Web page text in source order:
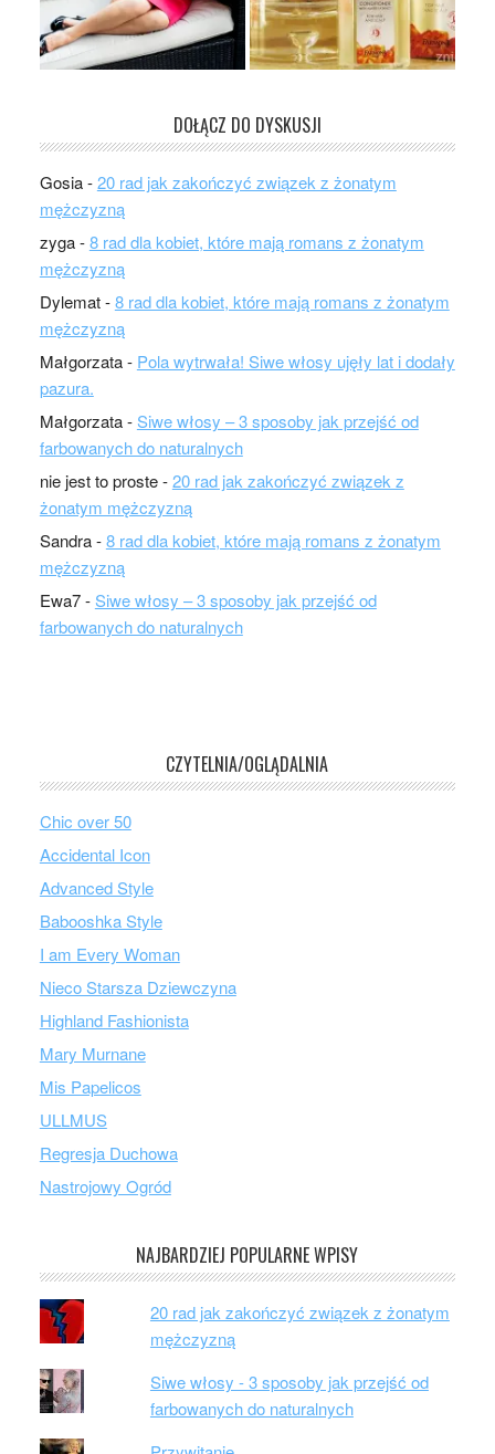
DOŁĄCZ DO DYSKUSJI
Gosia-20 rad jak zakończyć związek z żonatym
mężczyzną
zyga-8 rad dla kobiet, które mają romans z żonatym
mężczyzną
Dylemat-8 rad dla kobiet, które mają romans z żonatym
mężczyzną
Małgorzata- Pola wytrwała! Siwe włosy ujęły lat i dodały
pazura.
Małgorzata-Siwe włosy – 3 sposoby jak przejść od
farbowanych do naturalnych
nie jest to proste-20 rad jak zakończyć związek z
żonatym mężczyzną
Sandra-8 rad dla kobiet, które mają romans z żonatym
mężczyzną
Ewa7-Siwe włosy – 3 sposoby jak przejść od
farbowanych do naturalnych
CZYTELNIA/OGLĄDALNIA
Chic over 50
Accidental Icon
Advanced Style
Babooshka Style
I am Every Woman
Nieco Starsza Dziewczyna
Highland Fashionista
Mary Murnane
Mis Papelicos
ULLMUS
Regresja Duchowa
Nastrojowy Ogród
NAJBARDZIEJ POPULARNE WPISY
20 rad jak zakończyć związek z żonatym
mężczyzną
Siwe włosy - 3 sposoby jak przejść od
farbowanych do naturalnych